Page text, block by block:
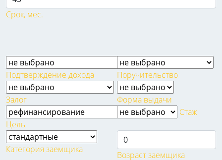
Срок, мес.
Подтверждение дохода Поручительство
Залог Форма выдачи
Цель
Стаж
Категория заемщика
Возраст заемщика